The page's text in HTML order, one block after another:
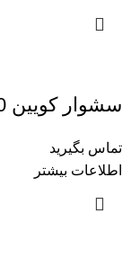
سشوار کویین 2000 وات مدل HD400
تماس بگیرید
اطلاعات بیشتر